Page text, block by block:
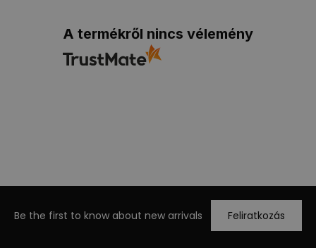
A termékről nincs vélemény
Be the first to know about new arrivals Feliratkozás